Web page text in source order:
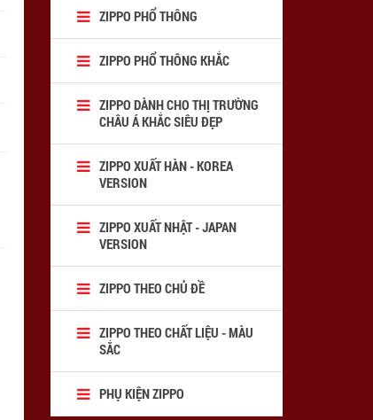
ZIPPO PHỔ THÔNG
ZIPPO PHỔ THÔNG KHẮC
ZIPPO DÀNH CHO THỊ TRƯỜNG
CHÂU Á KHẮC SIÊU ĐẸP
ZIPPO XUẤT HÀN - KOREA
VERSION
ZIPPO XUẤT NHẬT - JAPAN
VERSION
ZIPPO THEO CHỦ ĐỀ
ZIPPO THEO CHẤT LIỆU - MÀU
SẮC
PHỤ KIỆN ZIPPO